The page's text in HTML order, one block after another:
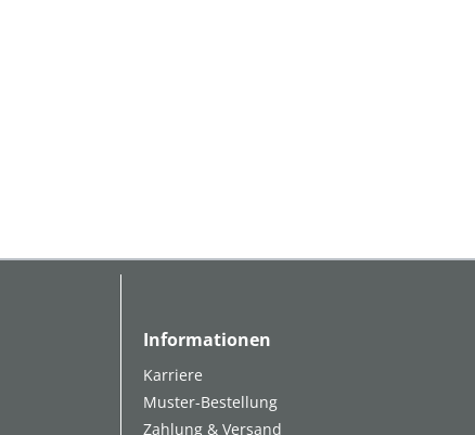
Informationen
Karriere
Muster-Bestellung
Zahlung & Versand